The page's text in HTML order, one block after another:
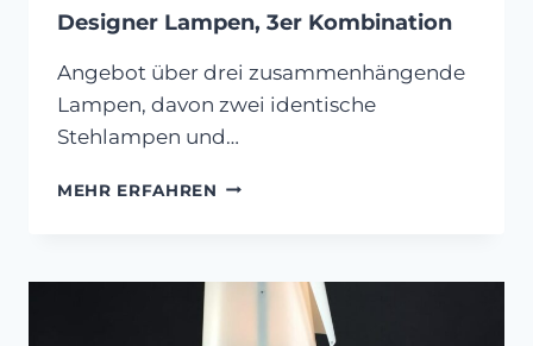
Designer Lampen, 3er Kombination
Angebot über drei zusammenhängende
Lampen, davon zwei identische
Stehlampen und…
MEHR ERFAHREN DESIGNER